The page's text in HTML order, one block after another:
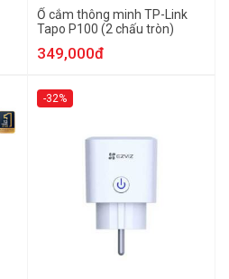
Ổ cắm thông minh TP-Link
Tapo P100 (2 chấu tròn)
349,000đ
-32%